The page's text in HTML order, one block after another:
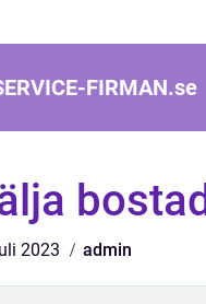
FIRMAN.se
bostad
2023 admin